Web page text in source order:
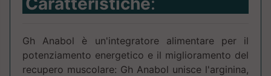
Gh Anabol è un'integratore alimentare per il
potenziamento energetico e il miglioramento del
recupero muscolare: Gh Anabol unisce l'arginina,